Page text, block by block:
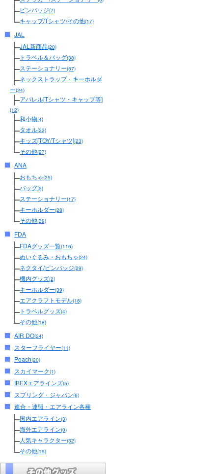
ピンバッジ(7)
キャップ/Tシャツ/その他(17)
JAL
JAL新商品(20)
トラベル＆バッグ(38)
ステーショナリー(57)
ネックストラップ・キーホルダ
ー(24)
アパレル[Tシャツ・キャップ等]
(12)
和小物(4)
タオル(22)
キッズ[TOY/Tシャツ](23)
その他(27)
ANA
おもちゃ(25)
バッグ(5)
ステーショナリー(17)
キーホルダー(28)
その他(39)
FDA
FDAグッズ一覧(116)
ぬいぐるみ・おもちゃ(24)
ネクタイ/ピンバッジ(29)
機内グッズ(2)
キーホルダー(39)
エアクラフトモデル(18)
トラベルグッズ(4)
その他(18)
AIR DO(24)
スターフライヤー(11)
Peach(20)
スカイマーク(1)
IBEXエアラインズ(5)
スプリング・ジャパン(6)
連合・連盟・エアライン各種
国内エアライン(3)
海外エアライン(0)
人気キャラクター(32)
その他(19)